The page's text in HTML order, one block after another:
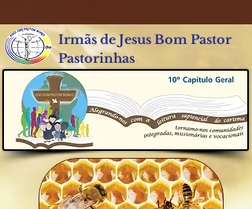
Irmãs de Jesus Bom Pastor
Pastorinhas